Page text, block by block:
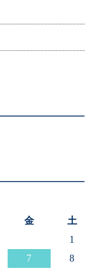
金
土
1
7 8